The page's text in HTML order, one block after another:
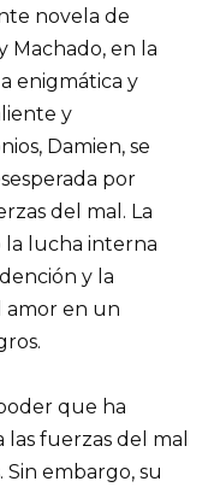
novela de
Machado, en la
enigmática y
y
Damien, se
por
del mal. La
la lucha interna
y la
amor en un
que ha
fuerzas del mal
embargo, su